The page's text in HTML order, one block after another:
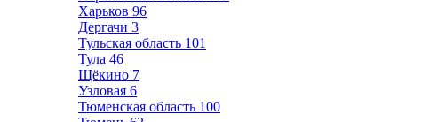
Харьков 96
Дергачи 3
Тульская область 101
Тула 46
Щёкино 7
Узловая 6
Тюменская область 100